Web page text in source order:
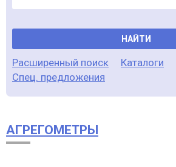
НАЙТИ
Расширенный поиск Каталоги
Спец. предложения
АГРЕГОМЕТРЫ